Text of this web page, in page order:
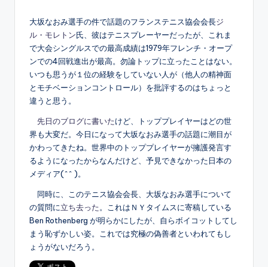
大坂なおみ選手の件で話題のフランステニス協会会長ジ
ル・モレトン氏、彼はテニスプレーヤーだったが、これま
で大会シングルスでの最高成績は1979年フレンチ・オープ
ンでの4回戦進出が最高。勿論トップに立ったことはない。
いつも思うが１位の経験をしていない人が（他人の精神面
とモチベーションコントロール）を批評するのはちょっと
違うと思う。
先日のブログに書いたけど、トッププレイヤーはどの世
界も大変だ。今日になって大坂なおみ選手の話題に潮目が
かわってきたね。世界中のトッププレイヤーが擁護発言す
るようになったからなんだけど、予見できなかった日本の
メディア(^^ )。
同時に、このテニス協会会長、大坂なおみ選手について
の質問に立ち去った。これはＮＹタイムスに寄稿している
Ben Rothenberg が明らかにしたが、自らボイコットしてし
まう恥ずかしい姿。これでは究極の偽善者といわれてもし
ょうがないだろう。